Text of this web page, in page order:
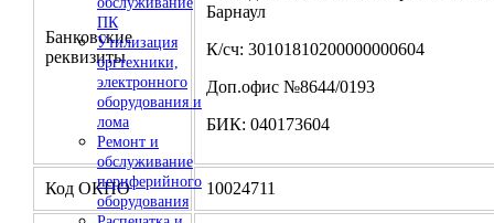
ПК
Утилизация
оргтехники,
электронного
оборудования и
лома
Ремонт и
обслуживание
периферийного
оборудования
Банковские
реквизиты
Барнаул
К/сч: 30101810200000000604
Доп.офис №8644/0193
БИК: 040173604
Код ОКПО 10024711